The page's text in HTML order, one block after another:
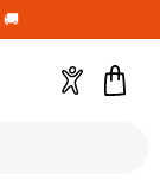
🚚
Account